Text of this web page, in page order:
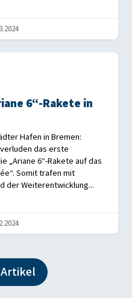
6“-Rakete in
Hafen in Bremen:
das erste
„Ariane 6“-Rakete auf das
Somit trafen mit
der Weiterentwicklung...